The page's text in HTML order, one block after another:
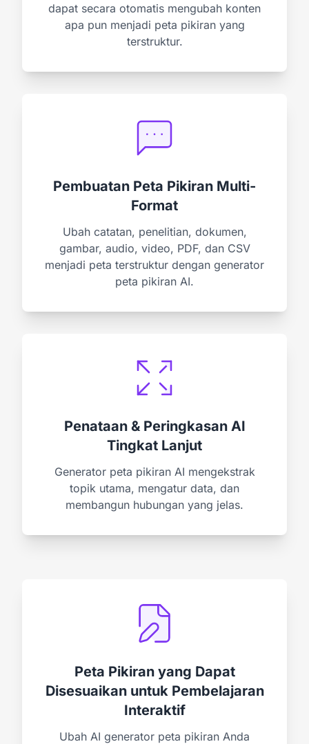
dapat secara otomatis mengubah konten
apa pun menjadi peta pikiran yang
terstruktur.
Pembuatan Peta Pikiran Multi-
Format
Ubah catatan, penelitian, dokumen,
gambar, audio, video, PDF, dan CSV
menjadi peta terstruktur dengan generator
peta pikiran AI.
Penataan & Peringkasan AI
Tingkat Lanjut
Generator peta pikiran AI mengekstrak
topik utama, mengatur data, dan
membangun hubungan yang jelas.
Peta Pikiran yang Dapat
Disesuaikan untuk Pembelajaran
Interaktif
Ubah AI generator peta pikiran Anda